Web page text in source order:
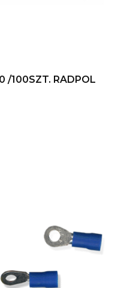
/100SZT. RADPOL